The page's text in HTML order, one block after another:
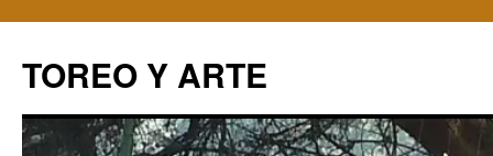
TOREO Y ARTE